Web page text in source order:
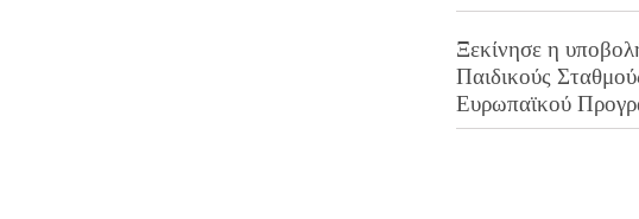
Ξεκίνησε η
Παιδικούς
Ευρωπαϊκού